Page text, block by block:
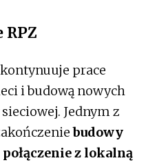
prace
i budową nowych
Jednym z
budowy
z lokalną